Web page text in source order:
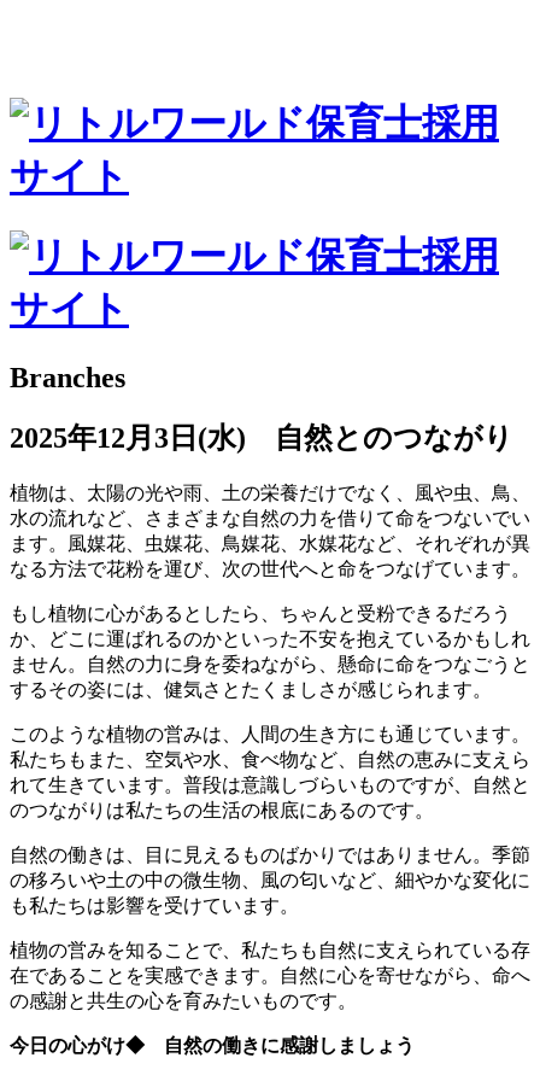
Branches
2025年12月3日(水) 自然とのつながり
植物は、太陽の光や雨、土の栄養だけでなく、風や虫、鳥、
水の流れなど、さまざまな自然の力を借りて命をつないでい
ます。風媒花、虫媒花、鳥媒花、水媒花など、それぞれが異
なる方法で花粉を運び、次の世代へと命をつなげています。
もし植物に心があるとしたら、ちゃんと受粉できるだろう
か、どこに運ばれるのかといった不安を抱えているかもしれ
ません。自然の力に身を委ねながら、懸命に命をつなごうと
するその姿には、健気さとたくましさが感じられます。
このような植物の営みは、人間の生き方にも通じています。
私たちもまた、空気や水、食べ物など、自然の恵みに支えら
れて生きています。普段は意識しづらいものですが、自然と
のつながりは私たちの生活の根底にあるのです。
自然の働きは、目に見えるものばかりではありません。季節
の移ろいや土の中の微生物、風の匂いなど、細やかな変化に
も私たちは影響を受けています。
植物の営みを知ることで、私たちも自然に支えられている存
在であることを実感できます。自然に心を寄せながら、命へ
の感謝と共生の心を育みたいものです。
今日の心がけ◆ 自然の働きに感謝しましょう